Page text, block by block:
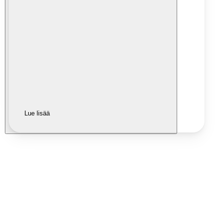
Lue lisää